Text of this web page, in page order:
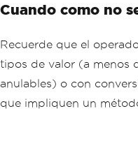
Cuando como no
Recuerde que el
tipos de valor (a menos
anulables) o con
que impliquen un